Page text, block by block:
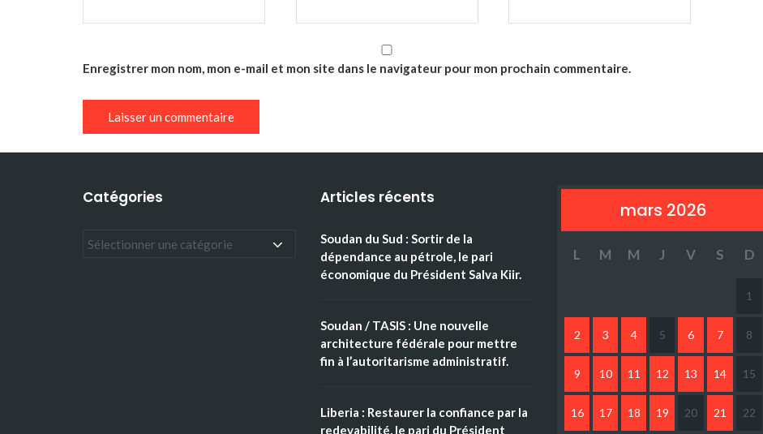
Enregistrer mon nom, mon e-mail et mon site dans le navigateur pour mon prochain commentaire.
Catégories Articles récents
Soudan du Sud : Sortir de la
dépendance au pétrole, le pari
économique du Président Salva Kiir.
Soudan / TASIS : Une nouvelle
architecture fédérale pour mettre
fin à l’autoritarisme administratif.
Liberia : Restaurer la confiance par la
redevabilité, le pari du Président
mars 2026
L M M J V S D
1
2 3 4 5 6 7 8
9 10 11 12 13 14 15
16 17 18 19 20 21 22